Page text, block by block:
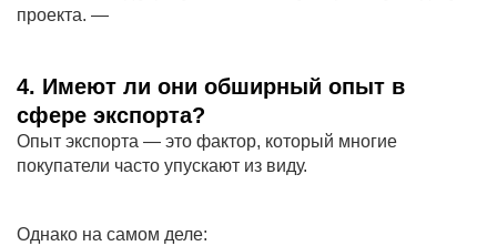
проекта. —
4. Имеют ли они обширный опыт в
сфере экспорта?
Опыт экспорта — это фактор, который многие
покупатели часто упускают из виду.
Однако на самом деле: